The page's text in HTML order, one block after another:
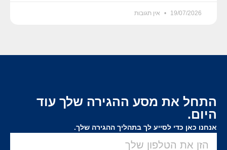
19/07/2026 אין תגובות
התחל את מסע ההגירה שלך עוד
היום.
אנחנו כאן כדי לסייע לך בתהליך ההגירה שלך.